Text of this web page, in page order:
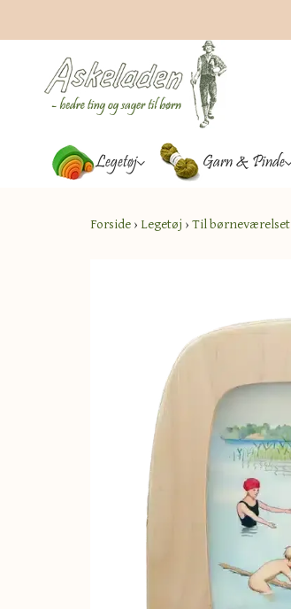
Legetøj Garn & Pinde
Forside› Legetøj ›Til børneværelset